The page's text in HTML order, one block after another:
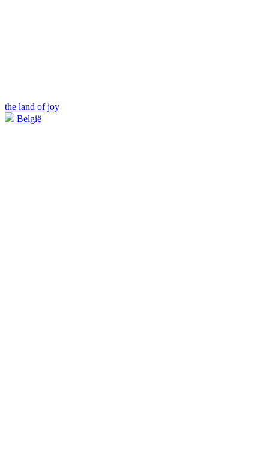
the land of joy
België